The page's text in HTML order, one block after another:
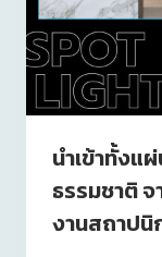
นำเข้าทั้งแ
ธรรมชาติ
งานสถาปนิ